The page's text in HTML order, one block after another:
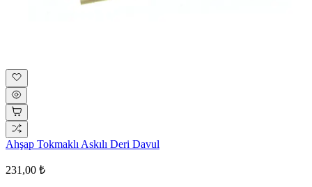
Ahşap Tokmaklı Askılı Deri Davul
231,00 ₺